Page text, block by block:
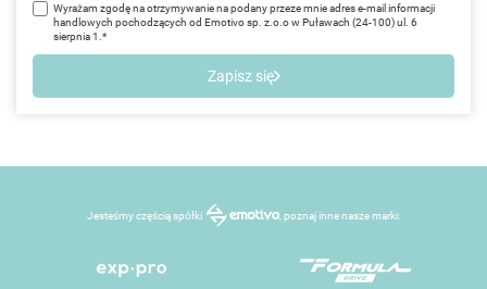
Wyrażam zgodę na otrzymywanie na podany przeze mnie adres e-mail informacji
handlowych pochodzących od Emotivo sp. z.o.o w Puławach (24-100) ul. 6
sierpnia 1.*
Zapisz się
Jesteśmy częścią spółki , poznaj inne nasze marki: